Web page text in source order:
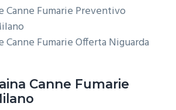
Canne Fumarie Preventivo
Canne Fumarie Offerta Niguarda
Canne Fumarie